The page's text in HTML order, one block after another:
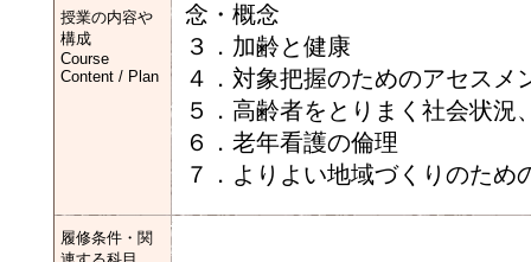
授業の内容や
構成
Course
Content / Plan
念・概念
３．加齢と健康
４．対象把握のためのアセスメ
５．高齢者をとりまく社会状
６．老年看護の倫理
７．よりよい地域づくりのため
履修条件・関